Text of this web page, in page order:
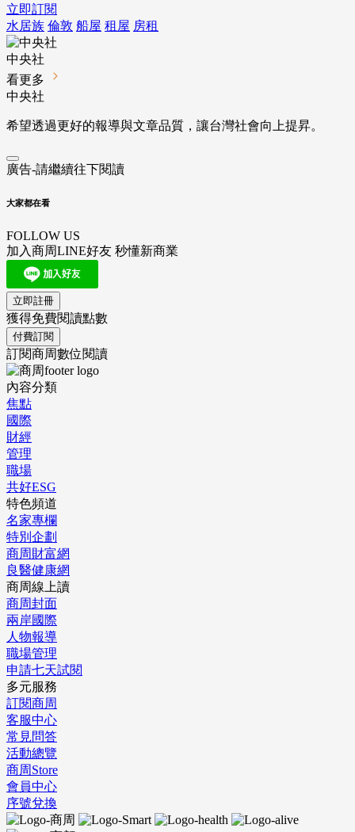
立即訂閱
水居族 倫敦 船屋 租屋 房租
中央社
看更多
中央社
希望透過更好的報導與文章品質，讓台灣社會向上提昇。
廣告-請繼續往下閱讀
大家都在看
FOLLOW US
加入商周LINE好友 秒懂新商業
立即註冊
獲得免費閱讀點數
付費訂閱
訂閱商周數位閱讀
內容分類
焦點
國際
財經
管理
職場
共好ESG
特色頻道
名家專欄
特別企劃
商周財富網
良醫健康網
商周線上讀
商周封面
兩岸國際
人物報導
職場管理
申請七天試閱
多元服務
訂閱商周
客服中心
常見問答
活動總覽
商周Store
會員中心
序號兌換